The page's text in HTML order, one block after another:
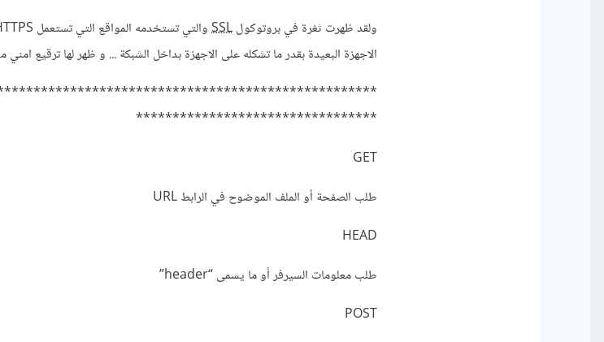
ولقد ظهرت ثغرة في بروتوكولSSL
الاجهزة البعيدة بقدر ما تشكله على الاجهزة بداخل الشبكة ... و ظهر لها ترقيع امني
*********************************
GET
طلب الصفحة أو الملف الموضوح في الرابط URL
HEAD
طلب معلومات السيرفر أو ما يسمى “header”
POST